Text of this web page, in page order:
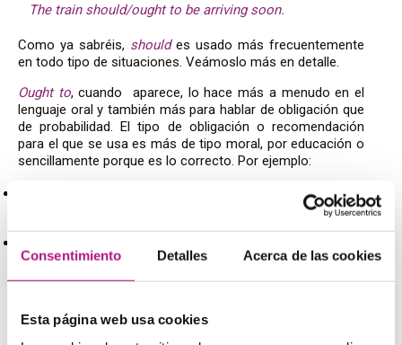
Consentimiento Detalles Acerca de las cookies
Esta página web usa cookies
The train should/ought to be arriving soon.
Como ya sabréis, should es usado más frecuentemente
en todo tipo de situaciones. Veámoslo más en detalle.
Ought to, cuando aparece, lo hace más a menudo en el
lenguaje oral y también más para hablar de obligación que
de probabilidad. El tipo de obligación o recomendación
para el que se usa es más de tipo moral, por educación o
sencillamente porque es lo correcto. Por ejemplo:
Everybody ought to give up their seats to the elderly.
recomendación de la que se habla la da una autoridad que
es externa y que no participa en la conversación.